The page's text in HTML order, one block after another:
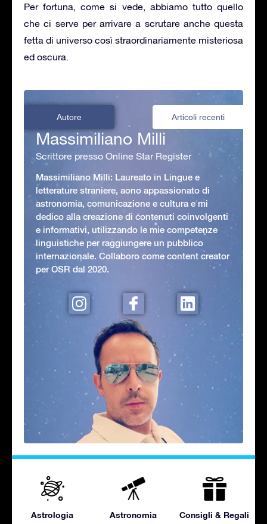
Per fortuna, come si vede, abbiamo tutto quello
che ci serve per arrivare a scrutare anche questa
fetta di universo così straordinariamente misteriosa
ed oscura.
Autore Articoli recenti
Massimiliano Milli
Scrittore presso Online Star Register
Massimiliano Milli: Laureato in Lingue e
letterature straniere, aono appassionato di
astronomia, comunicazione e cultura e mi
dedico alla creazione di contenuti coinvolgenti
e informativi, utilizzando le mie competenze
linguistiche per raggiungere un pubblico
internazionale. Collaboro come content creator
per OSR dal 2020.
Astrologia Astronomia Consigli & Regali